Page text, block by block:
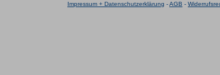
Impressum + Datenschutzerklärung -AGB -